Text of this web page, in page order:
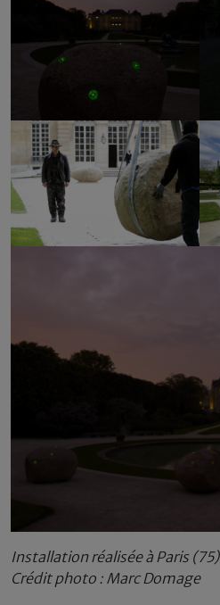
Installation réalisée à Paris (75)
Crédit photo : Marc Domage